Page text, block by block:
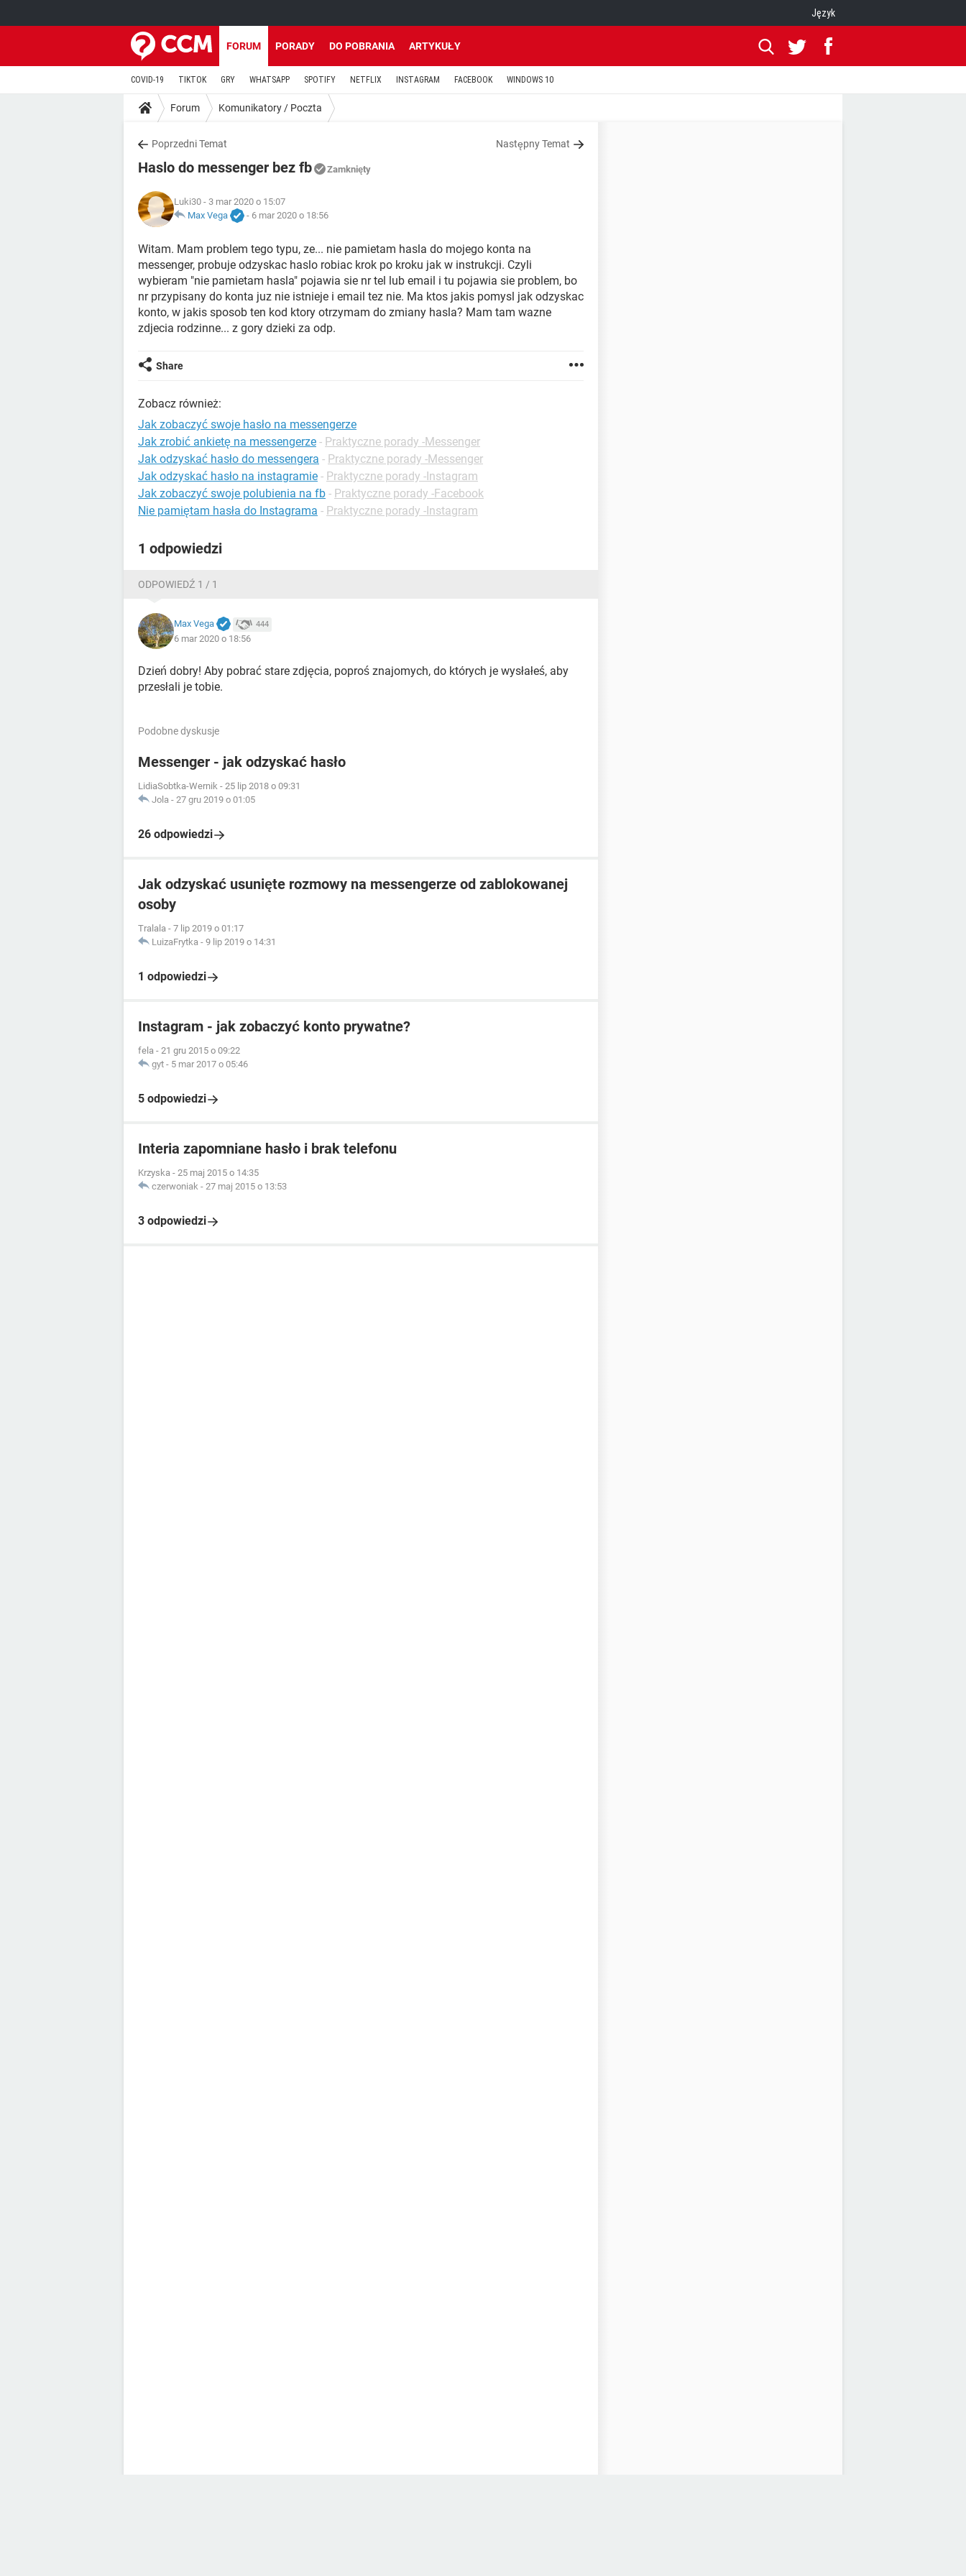
Język
FORUM PORADY DO POBRANIA ARTYKUŁY
COVID-19 TIKTOK GRY WHATSAPP SPOTIFY NETFLIX INSTAGRAM FACEBOOK WINDOWS 10
Forum Komunikatory / Poczta
Poprzedni Temat Następny Temat
Haslo do messenger bez fb Zamknięty
Luki30 - 3 mar 2020 o 15:07
Max Vega
- 6 mar 2020 o 18:56
Witam. Mam problem tego typu, ze... nie pamietam hasla do mojego konta na
messenger, probuje odzyskac haslo robiac krok po kroku jak w instrukcji. Czyli
wybieram "nie pamietam hasla" pojawia sie nr tel lub email i tu pojawia sie problem, bo
nr przypisany do konta juz nie istnieje i email tez nie. Ma ktos jakis pomysl jak odzyskac
konto, w jakis sposob ten kod ktory otrzymam do zmiany hasla? Mam tam wazne
zdjecia rodzinne... z gory dzieki za odp.
Share
Zobacz również:
Jak zobaczyć swoje hasło na messengerze
Jak zrobić ankietę na messengerze - Praktyczne porady -Messenger
Jak odzyskać hasło do messengera - Praktyczne porady -Messenger
Jak odzyskać hasło na instagramie - Praktyczne porady -Instagram
Jak zobaczyć swoje polubienia na fb - Praktyczne porady -Facebook
Nie pamiętam hasła do Instagrama - Praktyczne porady -Instagram
1 odpowiedzi
ODPOWIEDŹ 1 / 1
Max Vega 444
6 mar 2020 o 18:56
Dzień dobry! Aby pobrać stare zdjęcia, poproś znajomych, do których je wysłałeś, aby
przesłali je tobie.
Podobne dyskusje
Messenger - jak odzyskać hasło
LidiaSobtka-Wernik - 25 lip 2018 o 09:31
Jola - 27 gru 2019 o 01:05
26 odpowiedzi
Jak odzyskać usunięte rozmowy na messengerze od zablokowanej
osoby
Tralala - 7 lip 2019 o 01:17
LuizaFrytka - 9 lip 2019 o 14:31
1 odpowiedzi
Instagram - jak zobaczyć konto prywatne?
fela - 21 gru 2015 o 09:22
gyt - 5 mar 2017 o 05:46
5 odpowiedzi
Interia zapomniane hasło i brak telefonu
Krzyska - 25 maj 2015 o 14:35
czerwoniak - 27 maj 2015 o 13:53
3 odpowiedzi